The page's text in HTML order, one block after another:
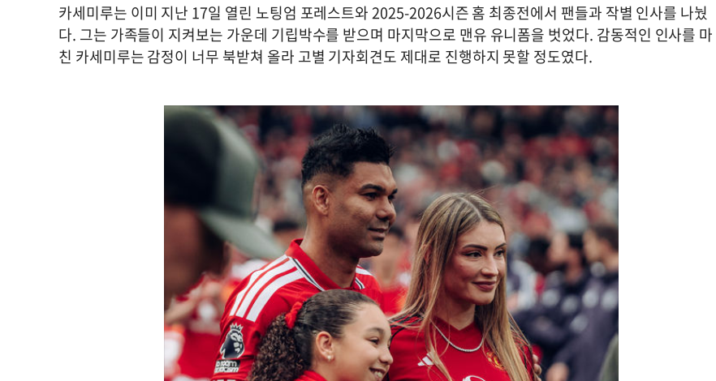
카세미루는 이미 지난 17일 열린 노팅엄 포레스트와 2025-2026시즌 홈 최종전에서 팬들과 작별 인사를 나눴
다. 그는 가족들이 지켜보는 가운데 기립박수를 받으며 마지막으로 맨유 유니폼을 벗었다. 감동적인 인사를 마
친 카세미루는 감정이 너무 북받쳐 올라 고별 기자회견도 제대로 진행하지 못할 정도였다.